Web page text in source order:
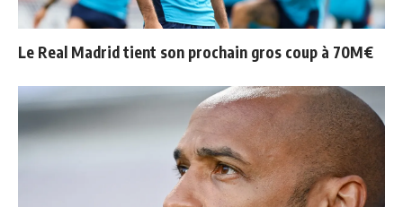
Le Real Madrid tient son prochain gros coup à 70M€